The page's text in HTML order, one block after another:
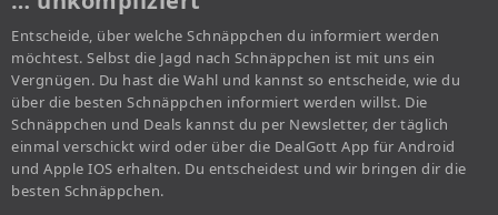
Entscheide, über welche Schnäppchen du informiert werden
möchtest. Selbst die Jagd nach Schnäppchen ist mit uns ein
Vergnügen. Du hast die Wahl und kannst so entscheide, wie du
über die besten Schnäppchen informiert werden willst. Die
Schnäppchen und Deals kannst du per Newsletter, der täglich
einmal verschickt wird oder über die DealGott App für Android
und Apple IOS erhalten. Du entscheidest und wir bringen dir die
besten Schnäppchen.